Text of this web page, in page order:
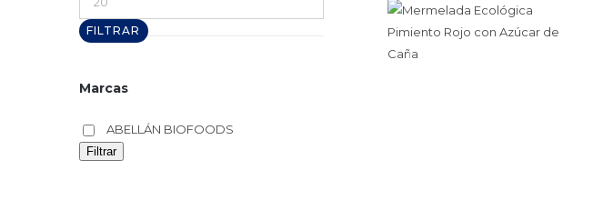
máximo
FILTRAR
Marcas
ABELLÁN BIOFOODS
Filtrar